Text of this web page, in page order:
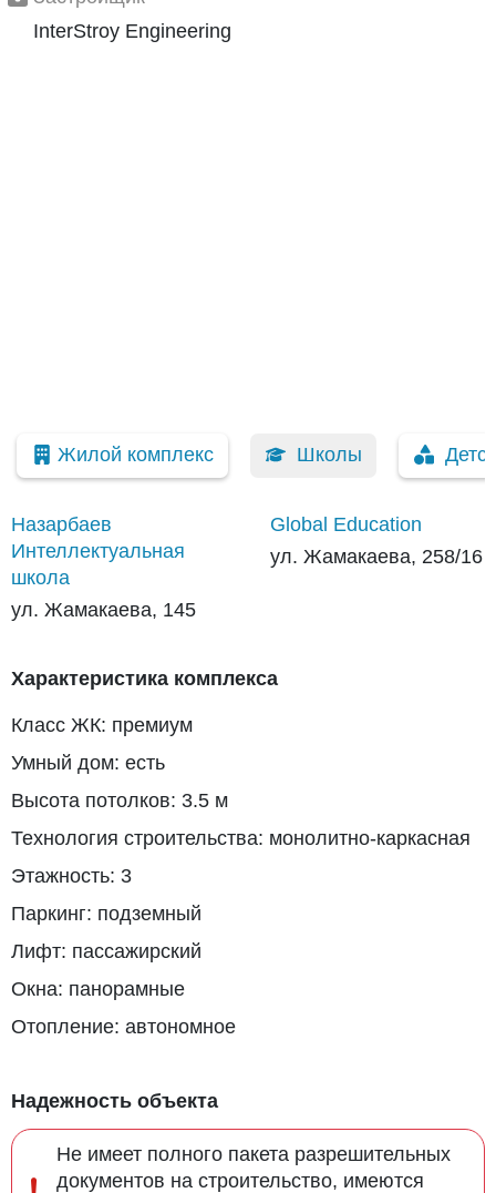
InterStroy Engineering
Жилой комплекс Школы
Назарбаев
Интеллектуальная
школа
ул. Жамакаева, 145
Global Education
ул. Жамакаева, 258/16
Характеристика комплекса
Класс ЖК: премиум
Умный дом: есть
Высота потолков: 3.5 м
Технология строительства: монолитно-каркасная
Этажность: 3
Паркинг: подземный
Лифт: пассажирский
Окна: панорамные
Отопление: автономное
Надежность объекта
Не имеет полного пакета разрешительных
документов на строительство, имеются